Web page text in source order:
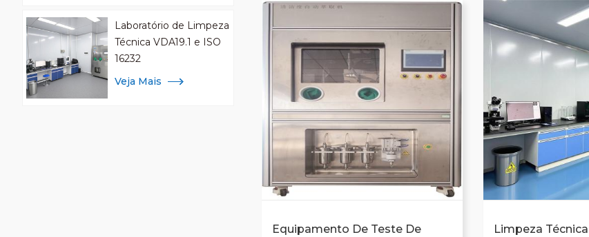
Laboratório de Limpeza
Técnica VDA19.1 e ISO
16232
Veja Mais
acordo com as normas internacionais
Padrões de sala limpa Classe 1000
Zíper grande e espesso para maior
durabilidade Está em conformidade
com técnico limpeza padrões de
salas limpas
rachaduras Feito
qualidade
de análise de
Equipamento De Teste De
Limpeza Técnica